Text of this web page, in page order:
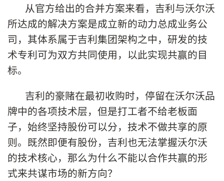
从官方给出的合并方案来看，吉利与沃尔沃
所达成的解决方案是成立新的动力总成业务公
司，其体系属于吉利集团架构之中，研发的技
术专利可为双方共同使用，以此实现共赢的目
标。
吉利的豪赌在最初收购时，停留在沃尔沃品
牌中的各项技术层，但是打工者不给老板面
子，始终坚持股份可以分，技术不做共享的原
则。既然即便有股份，吉利也无法掌握沃尔沃
的技术核心，那么为什么不能以合作共赢的形
式来共谋市场的新方向？